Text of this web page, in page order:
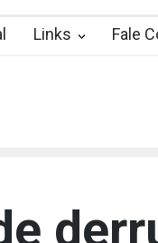
Links Fale